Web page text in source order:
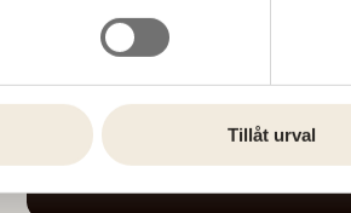
Tillåt urval
The